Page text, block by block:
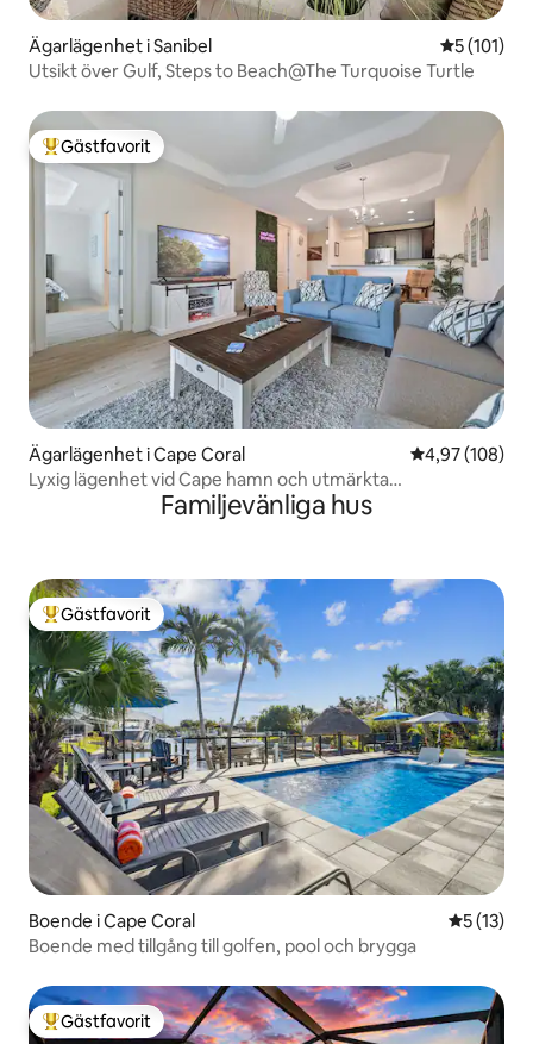
Ägarlägenhet i Sanibel 5 av 5 i
5 (101)
Utsikt över Gulf, Steps to Beach@The Turquoise Turtle
Populär gästfavorit
Gästfavorit
Ägarlägenhet i Cape Coral 4,97 av 5 i
4,97 (108)
Lyxig lägenhet vid Cape hamn och utmärkta
Familjevänliga hus
Populär gästfavorit
Gästfavorit
Boende i Cape Coral 5 av 5 i
5 (13)
Boende med tillgång till golfen, pool och brygga
Populär gästfavorit
Gästfavorit